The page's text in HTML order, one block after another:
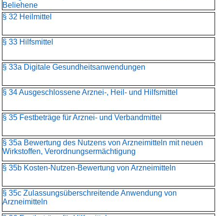
Beliehene
§ 32 Heilmittel
§ 33 Hilfsmittel
§ 33a Digitale Gesundheitsanwendungen
§ 34 Ausgeschlossene Arznei-, Heil- und Hilfsmittel
§ 35 Festbeträge für Arznei- und Verbandmittel
§ 35a Bewertung des Nutzens von Arzneimitteln mit neuen
Wirkstoffen, Verordnungsermächtigung
§ 35b Kosten-Nutzen-Bewertung von Arzneimitteln
§ 35c Zulassungsüberschreitende Anwendung von
Arzneimitteln